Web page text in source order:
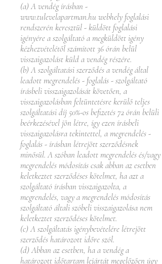
(a) A vendég írásban -
www.tulevelapartman.hu webhely foglalási
rendszerén keresztül - küldött foglalási
igényére a szolgáltató a megküldött igény
kézhezvételétől számított 36 órán belül
visszaigazolást küld a vendég részére.
(b) A szolgáltatási szerződés a vendég által
leadott megrendelés - foglalás - szolgáltató
írásbeli visszaigazolását követően, a
visszaigazolásban feltüntetésre kerülő teljes
szolgáltatási díj 50%-os befizetés 72 órán belüli
beérkezésével jön létre, így ezen írásbeli
visszaigazolásra tekintettel, a megrendelés -
foglalás - írásban létrejött szerződésnek
minősül. A szóban leadott megrendelés és/vagy
megrendelés módosítás csak abban az esetben
keletkeztet szerződéses kötelmet, ha azt a
szolgáltató írásban visszaigazolta, a
megrendelés, vagy a megrendelés módosítás
szolgáltató általi szóbeli visszaigazolása nem
keletkeztet szerződéses kötelmet.
(c) A szolgáltatás igénybevételére létrejött
szerződés határozott időre szól.
(d) Abban az esetben, ha a vendég a
határozott időtartam lejártát megelőzően úgy